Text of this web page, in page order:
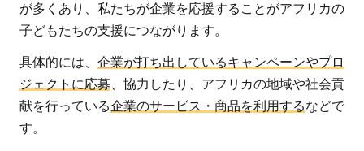
が多くあり、私たちが企業を応援することがアフリカの
子どもたちの支援につながります。
具体的には、 企業が打ち出しているキャンペーンやプロ
ジェクトに応募 、協力したり、アフリカの地域や社会貢
献を行っている企業のサービス・商品を利用するなどで
す。